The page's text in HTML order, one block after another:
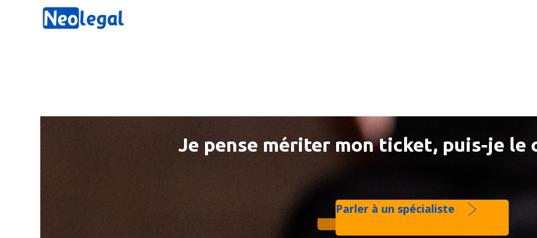
Je pense mériter mon ticket, puis-je le
Parler à un spécialiste